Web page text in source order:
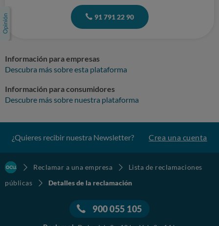
91 791 22 90
Información para empresas
Descubra más sobre esta plataforma
Información para consumidores
Descubre más sobre nuestra plataforma
¿Quieres recibir nuestra Newsletter? Crea una cuenta
Reclamar a una empresa
Lista de reclamaciones
públicas
Detalles de la reclamación
900 055 105